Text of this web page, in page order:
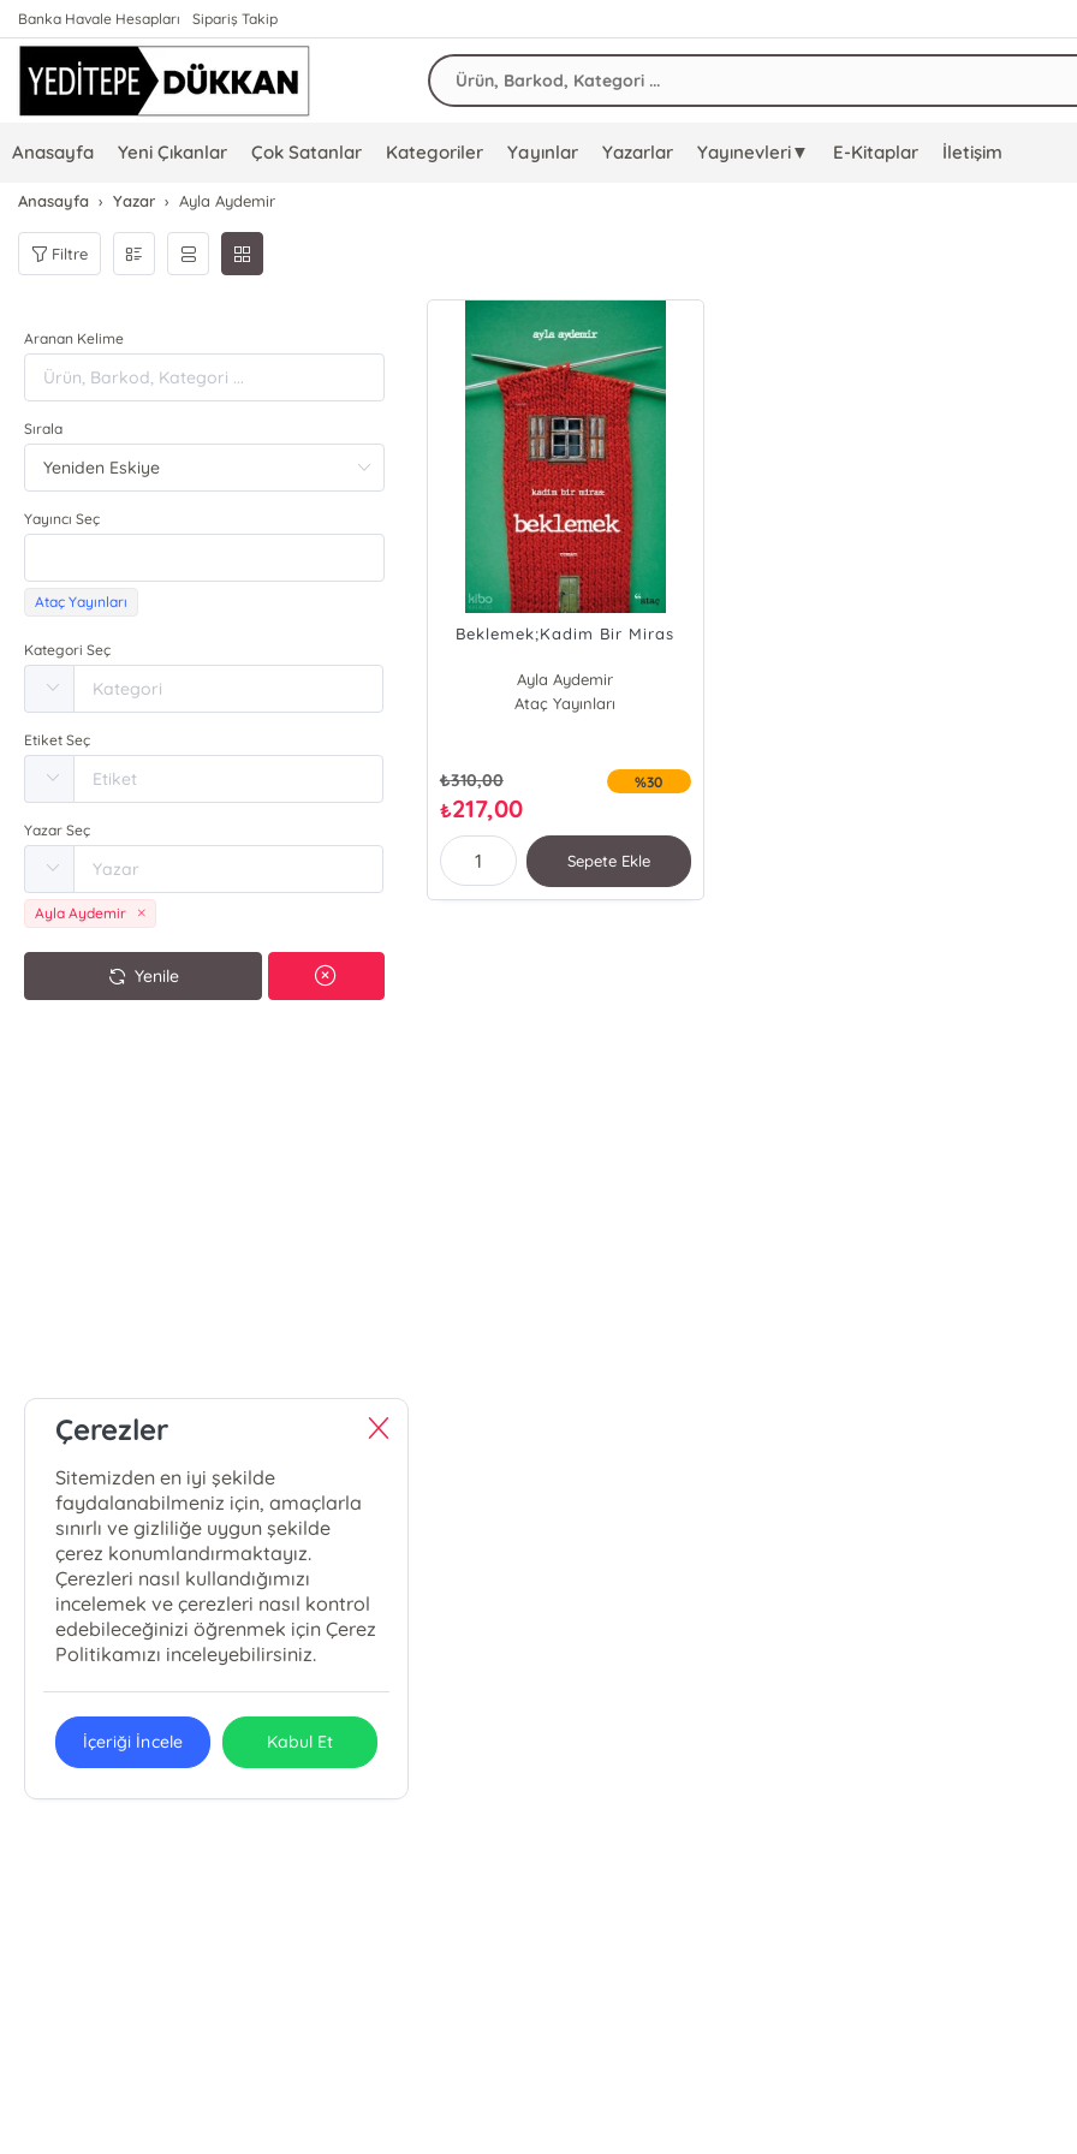
Banka Havale Hesapları Sipariş Takip
Anasayfa Yeni Çıkanlar Çok Satanlar Kategoriler Yayınlar Yazarlar Yayınevleri▼ E-Kitaplar İletişim
Anasayfa Yazar Ayla Aydemir
Filtre
Aranan Kelime
Sırala
Yayıncı Seç
Ataç Yayınları
Kategori Seç
Etiket Seç
Yazar Seç
Ayla Aydemir
Yenile
Beklemek;Kadim Bir Miras
Ayla Aydemir
Ataç Yayınları
₺310,00
₺217,00
%30
Sepete Ekle
Çerezler
Sitemizden en iyi şekilde
faydalanabilmeniz için, amaçlarla
sınırlı ve gizliliğe uygun şekilde
çerez konumlandırmaktayız.
Çerezleri nasıl kullandığımızı
incelemek ve çerezleri nasıl kontrol
edebileceğinizi öğrenmek için Çerez
Politikamızı inceleyebilirsiniz.
İçeriği İncele Kabul Et